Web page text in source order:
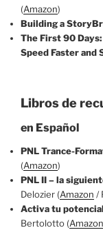
(Amazon)
Building a
The First 90
Speed Faster and
Libros de
en Español
PNL Trance-
(Amazon)
PNL II – la
Delozier (Amazon /
Activa tu
Bertolotto (Amazon